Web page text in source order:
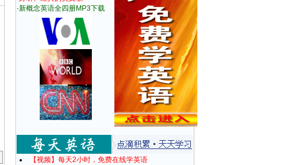
·新概念英语全四册MP3下载
【视频】每天2小时，免费在线学英语